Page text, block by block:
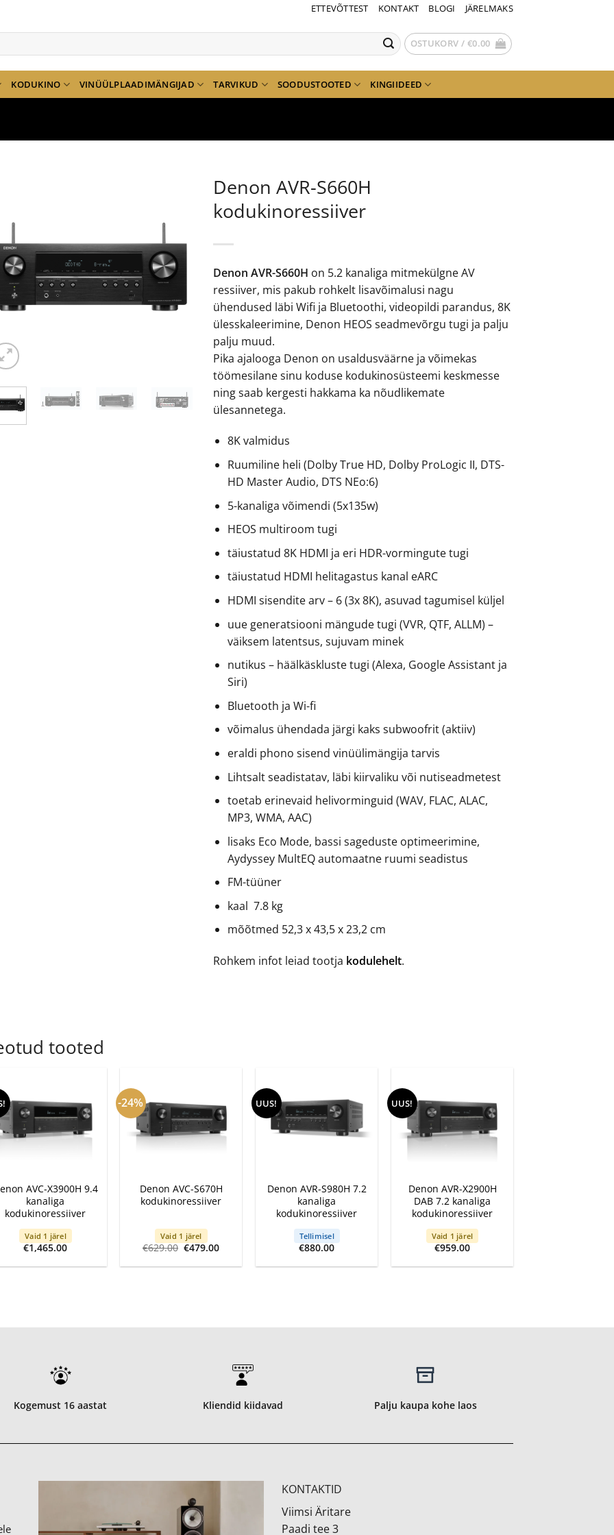
ETTEVÕTTEST KONTAKT BLOGI JÄRELMAKS
OSTUKORV / €0.00
KODUKINO VINÜÜLPLAADIMÄNGIJAD TARVIKUD SOODUSTOOTED KINGIIDEED
Denon AVR-S660H
kodukinoressiiver
Denon AVR-S660H on 5.2 kanaliga mitmekülgne AV
ressiiver, mis pakub rohkelt lisavõimalusi nagu
ühendused läbi Wifi ja Bluetoothi, videopildi parandus, 8K
ülesskaleerimine, Denon HEOS seadmevõrgu tugi ja palju
palju muud.
Pika ajalooga Denon on usaldusväärne ja võimekas
töömesilane sinu koduse kodukinosüsteemi keskmesse
ning saab kergesti hakkama ka nõudlikemate
ülesannetega.
8K valmidus
Ruumiline heli (Dolby True HD, Dolby ProLogic II, DTS-
HD Master Audio, DTS NEo:6)
5-kanaliga võimendi (5x135w)
HEOS multiroom tugi
täiustatud 8K HDMI ja eri HDR-vormingute tugi
täiustatud HDMI helitagastus kanal eARC
HDMI sisendite arv – 6 (3x 8K), asuvad tagumisel küljel
uue generatsiooni mängude tugi (VVR, QTF, ALLM) –
väiksem latentsus, sujuvam minek
nutikus – häälkäskluste tugi (Alexa, Google Assistant ja
Siri)
Bluetooth ja Wi-fi
võimalus ühendada järgi kaks subwoofrit (aktiiv)
eraldi phono sisend vinüülimängija tarvis
Lihtsalt seadistatav, läbi kiirvaliku või nutiseadmetest
toetab erinevaid helivorminguid (WAV, FLAC, ALAC,
MP3, WMA, AAC)
lisaks Eco Mode, bassi sageduste optimeerimine,
Aydyssey MultEQ automaatne ruumi seadistus
FM-tüüner
kaal 7.8 kg
mõõtmed 52,3 x 43,5 x 23,2 cm
Rohkem infot leiad tootja kodulehelt.
tooted
AVC-X3900H 9.4
kanaliga
kodukinoressiiver
Vaid 1 järel
€1,465.00
-24%
Denon AVC-S670H
kodukinoressiiver
Vaid 1 järel
€629.00 Algne
oli:
€479.00Current
is:
UUS!
Denon AVR-S980H 7.2
kanaliga
kodukinoressiiver
Tellimisel
€880.00
UUS!
Denon AVR-X2900H
DAB 7.2 kanaliga
kodukinoressiiver
Vaid 1 järel
€959.00
Kogemust 16 aastat Kliendid kiidavad Palju kaupa kohe laos
KONTAKTID
Viimsi Äritare
Paadi tee 3